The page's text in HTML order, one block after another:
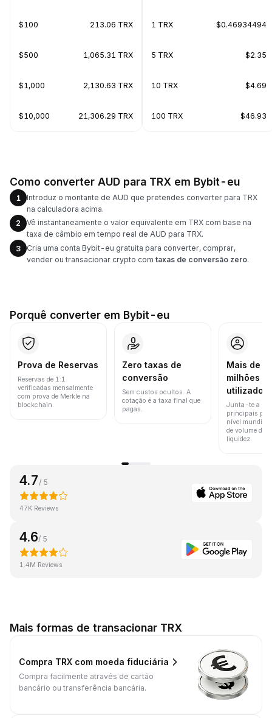
$100 213.06 TRX
$500 1,065.31 TRX
$1,000 2,130.63 TRX
$10,000 21,306.29 TRX
1 TRX $0.46934494
5 TRX $2.35
10 TRX $4.69
100 TRX $46.93
Como converter AUD para TRX em Bybit-eu
1
Introduz o montante de AUD que pretendes converter para TRX
na calculadora acima.
2
Vê instantaneamente o valor equivalente em TRX com base na
taxa de câmbio em tempo real de AUD para TRX.
3
Cria uma conta Bybit-eu gratuita para converter, comprar,
vender ou transacionar crypto com taxas de conversão zero.
Porquê converter em Bybit-eu
Prova de Reservas
Reservas de 1:1
verificadas mensalmente
com prova de Merkle na
blockchain.
Zero taxas de
conversão
Sem custos ocultos. A
cotação é a taxa final que
pagas.
Mais de
milhões
Junta-te a
principais
nível mundial
de volume de
liquidez.
4.7 / 5
47K Reviews
4.6/ 5
1.4M Reviews
Mais formas de transacionar TRX
Compra TRX com moeda fiduciária
Compra facilmente através de cartão
bancário ou transferência bancária.